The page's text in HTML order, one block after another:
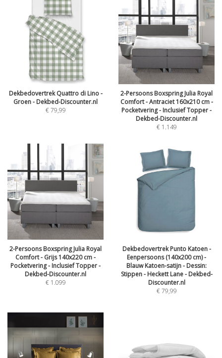
Dekbedovertrek Quattro di Lino -
Groen - Dekbed-Discounter.nl
€79,99
2-Persoons Boxspring Julia Royal
Comfort - Antraciet 160x210 cm -
Pocketvering - Inclusief Topper -
Dekbed-Discounter.nl
€ 1.149
2-Persoons Boxspring Julia Royal
Comfort - Grijs 140x220 cm -
Pocketvering - Inclusief Topper -
Dekbed-Discounter.nl
€ 1.099
Dekbedovertrek Punto Katoen -
Eenpersoons (140x200 cm) -
Blauw Katoen-satijn - Dessin:
Stippen - Heckett Lane - Dekbed-
Discounter.nl
€79,99